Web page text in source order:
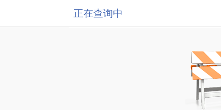
正在查询中